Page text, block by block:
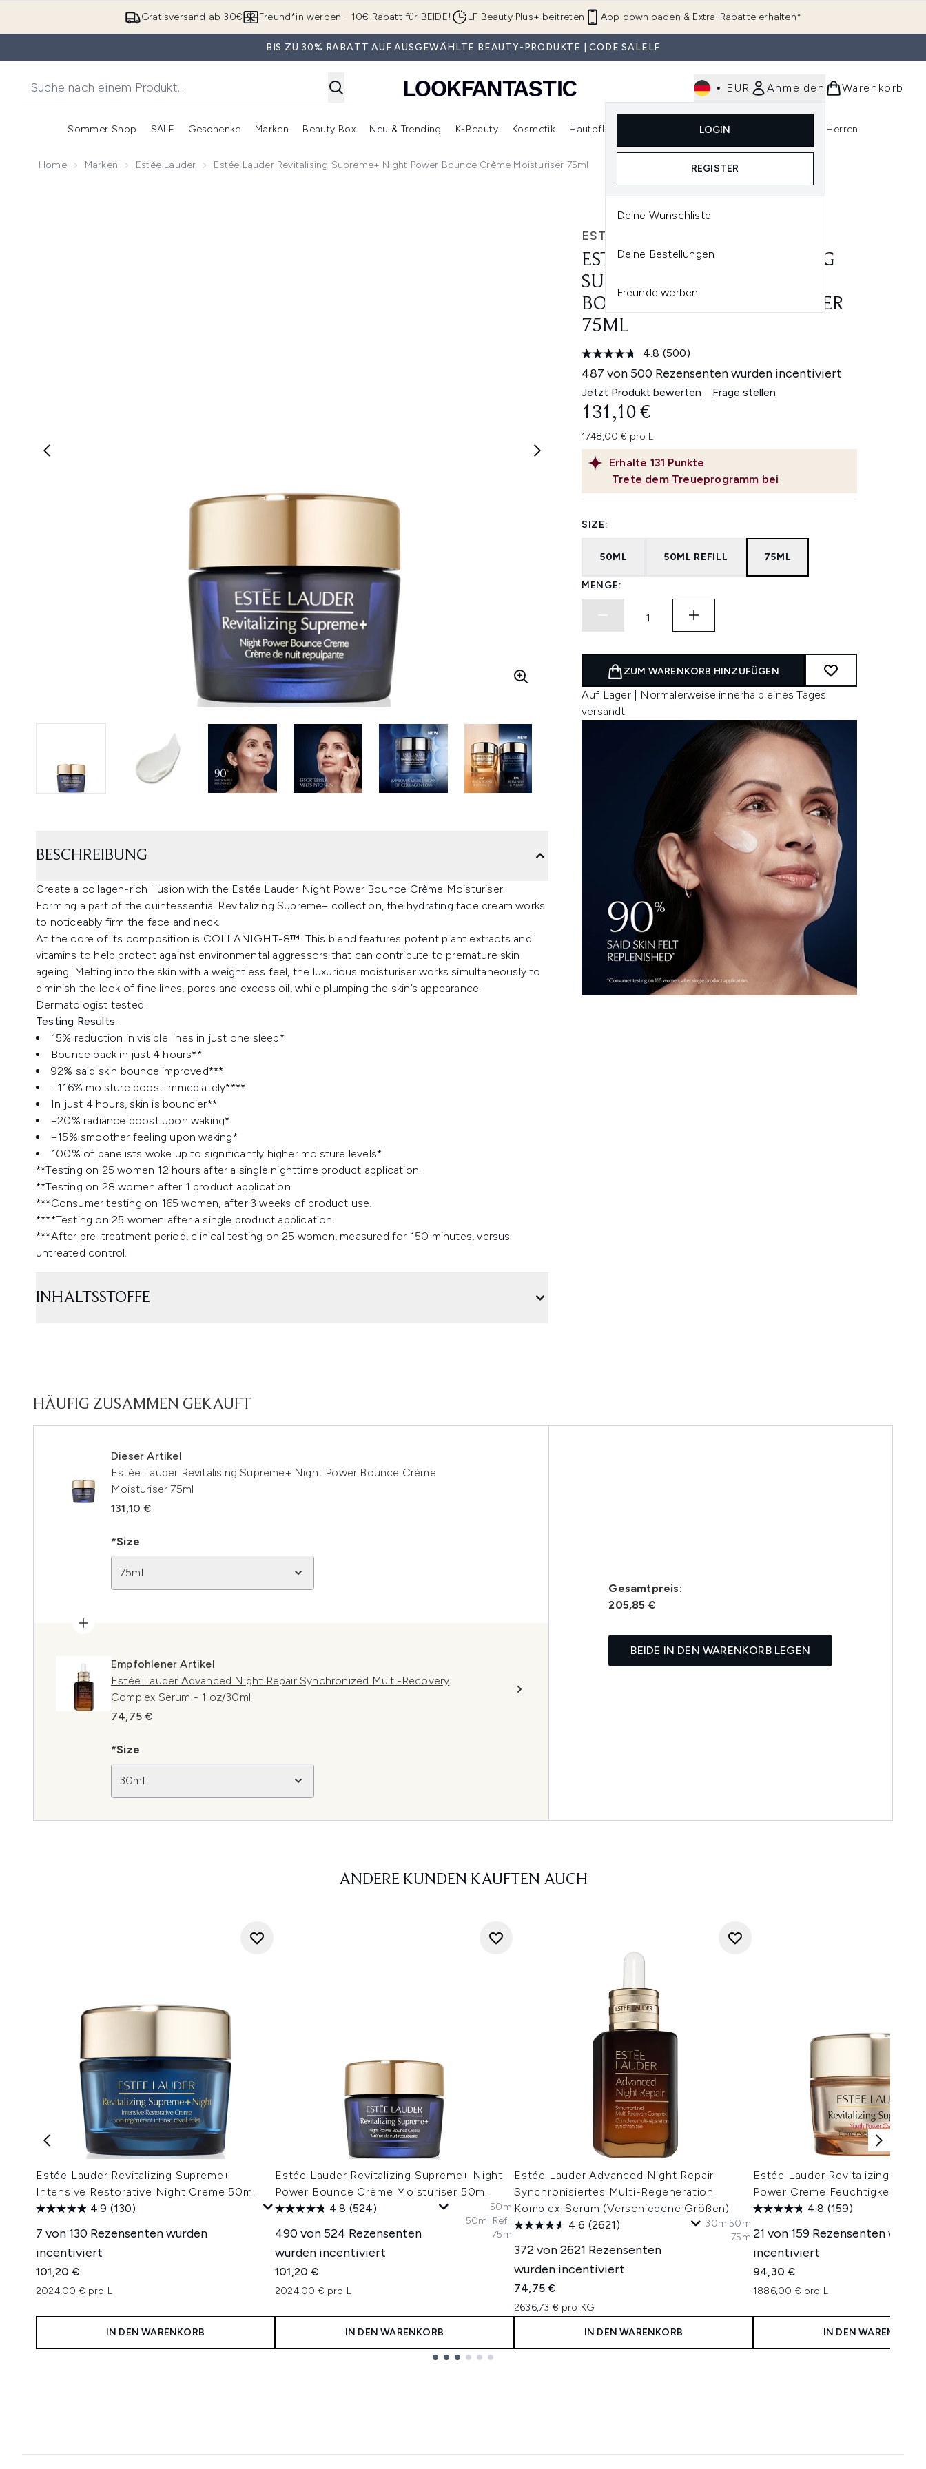
Zum Hauptinhalt springen
Gratisversand ab 30€ App downloaden & Extra-Rabatte erhalten*
Freund*in werben - 10€ Rabatt für BEIDE! LF Beauty Plus+ beitreten
BIS ZU 30% RABATT AUF AUSGEWÄHLTE BEAUTY-PRODUKTE | CODE SALELF
• EUR Anmelden
LOGIN
REGISTER
Deine Wunschliste
Deine Bestellungen
Freunde werben
Warenkorb
Sommer Shop
Untermenü Anmelden (Sommer Shop)
SALE
Untermenü Anmelden (SALE)
Geschenke
Untermenü Anmelden (Geschenke)
Marken
Untermenü Anmelden (Marken)
Beauty Box
Untermenü Anmelden (Beauty Box)
Neu & Trending
Untermenü Anmelden (Neu & Trending)
K-Beauty Kosmetik
Untermenü Anmelden (Kosmetik)
Hautpflege
Untermenü Anmelden (Haarpflege)
Parfum
Untermenü Anmelden (Parfum)
Herren
Home Marken Estée Lauder Estée Lauder Revitalising Supreme+ Night Power Bounce Crème Moisturiser 75ml
ESTÉE LAUDER
ESTÉE LAUDER REVITALISING
SUPREME+ NIGHT POWER
BOUNCE CRÈME MOISTURISER
75ML
4.8 500
Bewertungen
lesen.
Link
(500)
487 von 500 Rezensenten wurden incentiviert
Jetzt Produkt bewerten Frage stellen
Erhalte 131 Punkte
Trete dem Treueprogramm bei
131,10 €
1748,00 € pro L
SIZE:
50ML 50ML REFILL 75ML
MENGE:
ZUM WARENKORB HINZUFÜGEN
Auf Lager | Normalerweise innerhalb eines Tages
versandt
BESCHREIBUNG
Create a collagen-rich illusion with the Estée Lauder Night Power Bounce Crème Moisturiser.
Forming a part of the quintessential Revitalizing Supreme+ collection, the hydrating face cream works
to noticeably firm the face and neck.
At the core of its composition is COLLANIGHT-8™. This blend features potent plant extracts and
vitamins to help protect against environmental aggressors that can contribute to premature skin
ageing. Melting into the skin with a weightless feel, the luxurious moisturiser works simultaneously to
diminish the look of fine lines, pores and excess oil, while plumping the skin’s appearance.
Dermatologist tested.
Testing Results:
15% reduction in visible lines in just one sleep*
Bounce back in just 4 hours**
92% said skin bounce improved***
+116% moisture boost immediately****
In just 4 hours, skin is bouncier**
+20% radiance boost upon waking*
+15% smoother feeling upon waking*
100% of panelists woke up to significantly higher moisture levels*
**Testing on 25 women 12 hours after a single nighttime product application.
**Testing on 28 women after 1 product application.
***Consumer testing on 165 women, after 3 weeks of product use.
****Testing on 25 women after a single product application.
***After pre-treatment period, clinical testing on 25 women, measured for 150 minutes, versus
untreated control.
INHALTSSTOFFE
HÄUFIG ZUSAMMEN GEKAUFT
Dieser Artikel
Estée Lauder Revitalising Supreme+ Night Power Bounce Crème
Moisturiser 75ml
131,10 €
*Size
75ml
Empfohlener Artikel
Estée Lauder Advanced Night Repair Synchronized Multi-Recovery
Complex Serum - 1 oz/30ml
74,75 €
*Size
30ml
Gesamtpreis:
205,85 €
BEIDE IN DEN WARENKORB LEGEN
ANDERE KUNDEN KAUFTEN AUCH
Estée Lauder Revitalizing Supreme+
Intensive Restorative Night Creme 50ml
4.9 (130)
7 von 130 Rezensenten wurden
incentiviert
101,20 €
2024,00 € pro L
IN DEN WARENKORB
Estée Lauder Revitalizing Supreme+ Night
Power Bounce Crème Moisturiser 50ml
4.8 (524)
490 von 524 Rezensenten
wurden incentiviert
101,20 €
2024,00 € pro L
50ml
50ml Refill
75ml
IN DEN WARENKORB
Estée Lauder Advanced Night Repair
Synchronisiertes Multi-Regeneration
Komplex-Serum (Verschiedene Größen)
4.6 (2621)
372 von 2621 Rezensenten
wurden incentiviert
74,75 €
2636,73 € pro KG
30ml50ml
75ml
IN DEN WARENKORB
Estée Lauder Revitalizing
Power Creme
4.8 (159)
21 von 159 Rezensenten
incentiviert
94,30 €
1886,00 € pro L
IN DEN WARENKORB